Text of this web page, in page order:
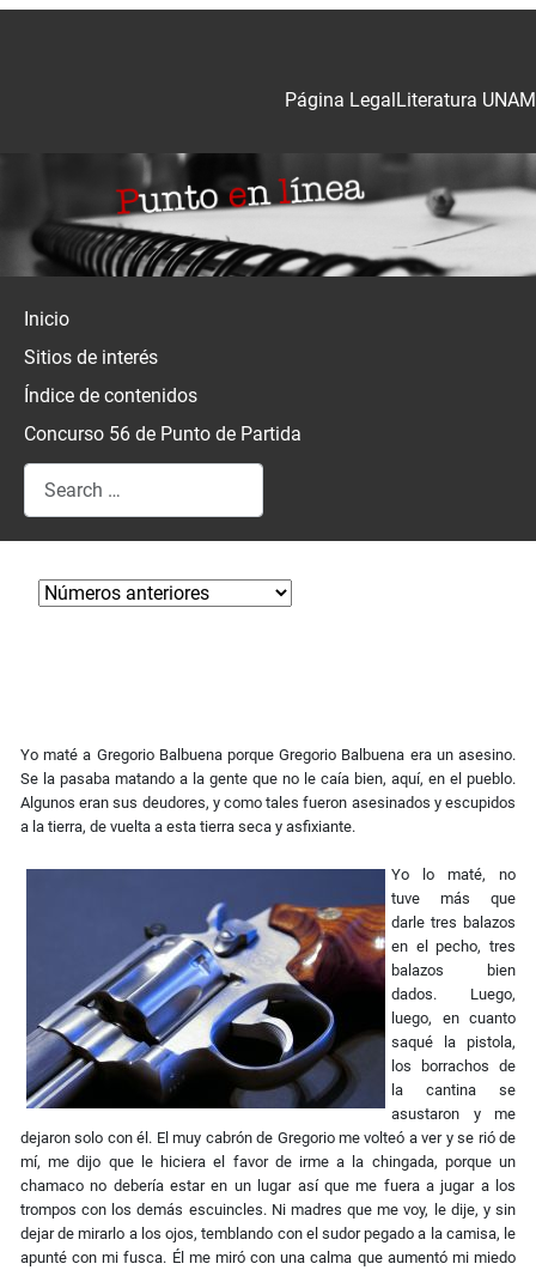
Literatura UNAM
Página Legal
Inicio
Sitios de interés
Índice de contenidos
Concurso 56 de Punto de Partida
Search
Yo maté a Gregorio Balbuena porque Gregorio Balbuena era un asesino.
Se la pasaba matando a la gente que no le caía bien, aquí, en el pueblo.
Algunos eran sus deudores, y como tales fueron asesinados y escupidos
a la tierra, de vuelta a esta tierra seca y asfixiante.
Yo lo maté, no
tuve más que
darle tres balazos
en el pecho, tres
balazos bien
dados. Luego,
luego, en cuanto
saqué la pistola,
los borrachos de
la cantina se
asustaron y me
dejaron solo con él. El muy cabrón de Gregorio me volteó a ver y se rió de
mí, me dijo que le hiciera el favor de irme a la chingada, porque un
chamaco no debería estar en un lugar así que me fuera a jugar a los
trompos con los demás escuincles. Ni madres que me voy, le dije, y sin
dejar de mirarlo a los ojos, temblando con el sudor pegado a la camisa, le
apunté con mi fusca. Él me miró con una calma que aumentó mi miedo